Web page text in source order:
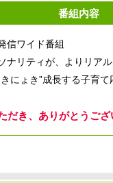
番組内容
信ワイド番組
ナリティが、よりリア
にょき”成長する子育て
き、ありがとうござ